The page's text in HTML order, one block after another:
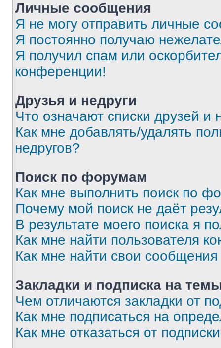
Личные сообщения
Я не могу отправить личные
Я постоянно получаю
Я получил спам или
конференции!
Друзья и недруги
Что означают списки друзей и
Как мне добавлять/удалять
недругов?
Поиск по форумам
Как мне выполнить поиск по
Почему мой поиск не даёт
В результате моего поиска я
Как мне найти пользователя
Как мне найти свои
Закладки и подписка на
Чем отличаются закладки от
Как мне подписаться на
Как мне отказаться от